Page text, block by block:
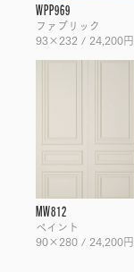
WPP969
ファブリック
93×232 / 24,200円
MW812
ペイント
90×280 / 24,200円